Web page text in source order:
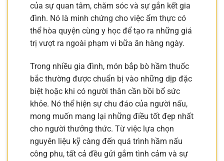
của sự quan tâm, chăm sóc và sự gắn kết gia
đình. Nó là minh chứng cho việc ẩm thực có
thể hòa quyện cùng y học để tạo ra những giá
trị vượt ra ngoài phạm vi bữa ăn hàng ngày.
Trong nhiều gia đình, món bắp bò hầm thuốc
bắc thường được chuẩn bị vào những dịp đặc
biệt hoặc khi có người thân cần bồi bổ sức
khỏe. Nó thể hiện sự chu đáo của người nấu,
mong muốn mang lại những điều tốt đẹp nhất
cho người thưởng thức. Từ việc lựa chọn
nguyên liệu kỹ càng đến quá trình hầm nấu
công phu, tất cả đều gửi gắm tình cảm và sự